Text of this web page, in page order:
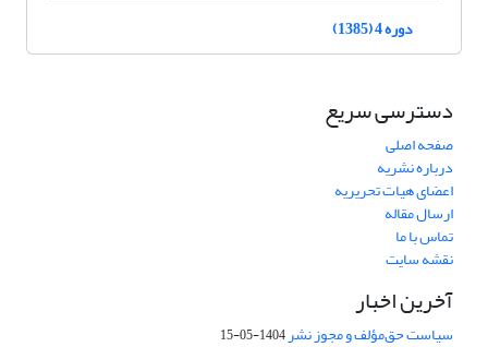
دوره 4 (1385)
دسترسی سریع
صفحه اصلی
درباره نشریه
اعضای هیات تحریریه
ارسال مقاله
تماس با ما
نقشه سایت
آخرین اخبار
سیاست حق‌مؤلف و مجوز نشر1404-05-15